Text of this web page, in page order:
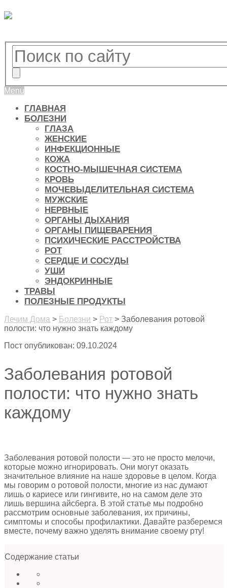
Menu
ГЛАВНАЯ
БОЛЕЗНИ
ГЛАЗА
ЖЕНСКИЕ
ИНФЕКЦИОННЫЕ
КОЖА
КОСТНО-МЫШЕЧНАЯ СИСТЕМА
КРОВЬ
МОЧЕВЫДЕЛИТЕЛЬНАЯ СИСТЕМА
МУЖСКИЕ
НЕРВНЫЕ
ОРГАНЫ ДЫХАНИЯ
ОРГАНЫ ПИЩЕВАРЕНИЯ
ПСИХИЧЕСКИЕ РАССТРОЙСТВА
РОТ
СЕРДЦЕ И СОСУДЫ
УШИ
ЭНДОКРИННЫЕ
ТРАВЫ
ПОЛЕЗНЫЕ ПРОДУКТЫ
Лечим Дома > Болезни > Рот > Заболевания ротовой
полости: что нужно знать каждому
Пост опубликован: 09.10.2024
Заболевания ротовой
полости: что нужно знать
каждому
Заболевания ротовой полости — это не просто мелочи,
которые можно игнорировать. Они могут оказать
значительное влияние на наше здоровье в целом. Когда
мы говорим о ротовой полости, многие из нас думают
лишь о кариесе или гингивите, но на самом деле это
лишь вершина айсберга. В этой статье мы подробно
рассмотрим основные заболевания, их причины,
симптомы и способы профилактики. Давайте разберемся
вместе, почему важно уделять внимание своему рту!
Содержание статьи